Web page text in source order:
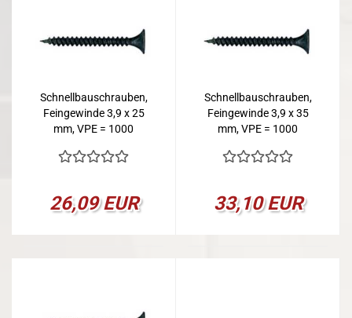
Schnellbauschrauben,
Feingewinde 3,9 x 25
mm, VPE = 1000
26,09 EUR
Schnellbauschrauben,
Feingewinde 3,9 x 35
mm, VPE = 1000
33,10 EUR